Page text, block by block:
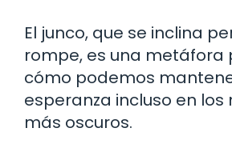
El junco, que se inclina
rompe, es una metáfora
cómo podemos
esperanza incluso en
más oscuros.